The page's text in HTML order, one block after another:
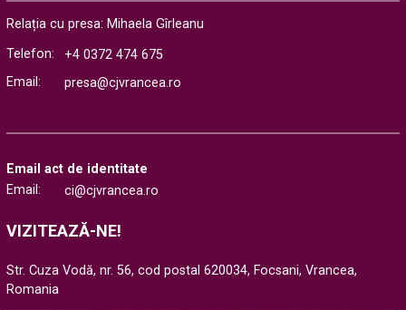
Relația cu presa: Mihaela Gîrleanu
Telefon:
+4 0372 474 675
Email:
presa@cjvrancea.ro
Email act de identitate
Email:
ci@cjvrancea.ro
VIZITEAZĂ-NE!
Str. Cuza Vodă, nr. 56, cod postal 620034, Focsani, Vrancea,
Romania